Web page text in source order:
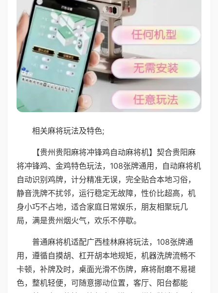
相关麻将玩法及特色;
【贵州贵阳麻将冲锋鸡自动麻将机】契合贵阳麻
将冲锋鸡、金鸡特色玩法，108张牌通用，自动麻将机
自动识别鸡牌，计分精准无误，完全贴合本地习俗，
静音洗牌不扰邻，运行稳定无故障，性价比超高，机
身小巧不占地，适合家庭日常娱乐，朋友相聚玩几
局，满是贵州烟火气，欢乐不停歇。
普通麻将机适配广西桂林麻将玩法，108张牌通
用，遵循自摸胡、杠开胡本地规矩，机器洗牌流畅不
卡顿，补牌及时，桌面光滑不伤牌，麻将耐磨不易褪
色，整机轻便，可随意挪动位置，客厅、阳台都能